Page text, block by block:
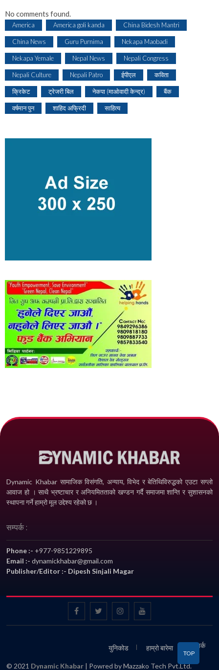
No comments found.
America America goli kanda China Bidesh Mantri
China News Guru Purnima Nekapa Maobadi
Nekapa Yemale Nepal News Nepali Congress
Nepali Culture Nepali Patro ईपीएल कविता
क्रिकेट ट्रेजरी बिल नेकपा (माओवादी केन्द्र) बैंक
वर्षमान पुन शाहिद अफ्रिदी साहित्य
Dynamic Khabar सामाजिक विसंगति, अन्याय, विभेद­ र बेतिथिविरुद्धको एउटा सग्लो
आवाज हो । साथै भ्रष्टाचार र अनियमितताको खण्डन गर्दै समाजमा शान्ति र सुशासनको
स्थापना गर्ने हाम्रो मूल उद्देश्य रहेको छ ।
सम्पर्क :
Phone :- +977-9851229895
Email :-dynamickhabar@gmail.com
Publisher/Editor :- Dipesh Sinjali Magar
युनिकोड हाम्रो बारेमा सम्पर्क
© 2021 Dynamic Khabar | Powred by Mazzako Tech Pvt.Ltd.
TOP